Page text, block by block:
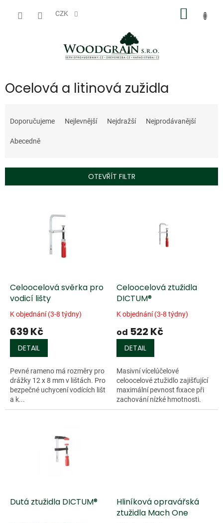
CZK
Ocelová a litinová zužidla
a
e
í
r
Doporučujeme Nejlevnější Nejdražší Nejprodávanější
Abecedně
OTEVŘÍT FILTR
d
u
Celoocelová svěrka pro
vodicí lišty
K objednání (3-8 týdny)
639 Kč
DETAIL
Pevné rameno má rozměry pro
drážky 12 x 8 mm v lištách. Pro
bezpečné uchycení vodících lišt
a k...
Celoocelová ztužidla
DICTUM®
K objednání (3-8 týdny)
od 522 Kč
DETAIL
Masivní vícelúčelové
celoocelové ztužidlo zajišťující
maximální pevnost fixace při
zachování nízké hmotnosti.
Poniklované rameno a
Dutá ztužidla DICTUM®
Hliníková opravářská
ztužidla Mach One